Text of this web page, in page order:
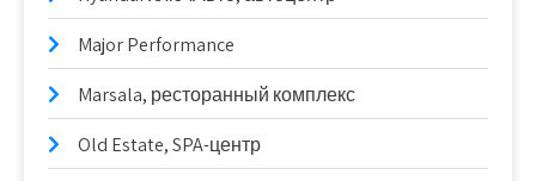
Major Performance
Marsala, ресторанный комплекс
Old Estate, SPA-центр